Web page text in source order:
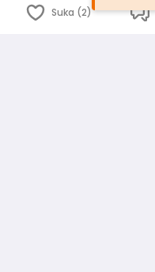
Suka (2)